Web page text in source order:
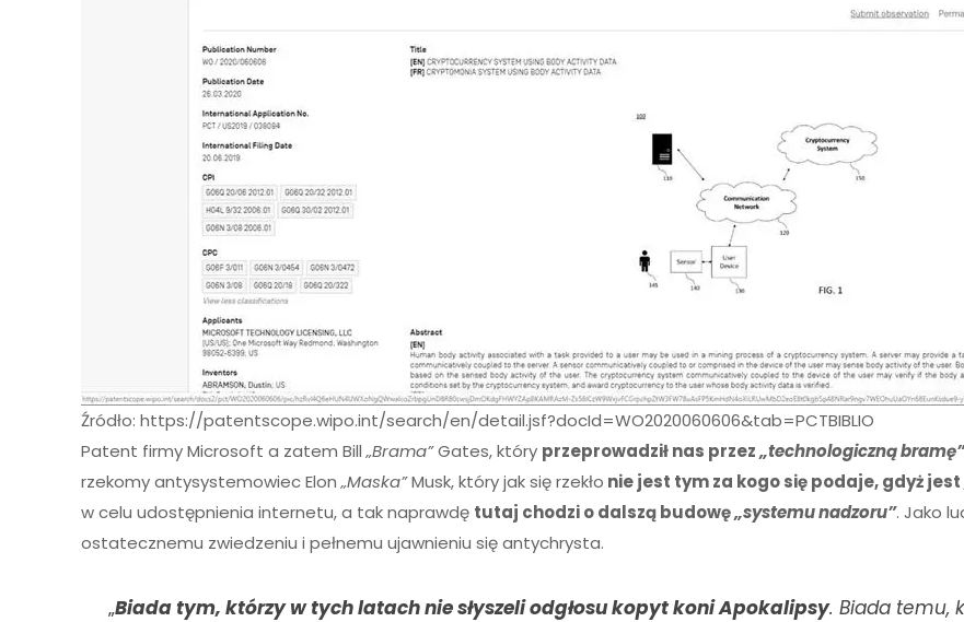
Źródło: https://patentscope.wipo.int/search/en/detail.jsf?docId=WO2020060606&tab=PCTBIBLIO
Patent firmy Microsoft a zatem Bill„Brama”Gates, który przeprowadził nas przez„technologiczną
rzekomy antysystemowiec Elon„Maska”Musk, który jak się rzekło nie jest tym za kogo się podaje, gdyż jest
w celu udostępnienia internetu, a tak naprawdę tutaj chodzi o dalszą budowę„systemu nadzoru”. Jako
ostatecznemu zwiedzeniu i pełnemu ujawnieniu się antychrysta.
„Biada tym, którzy w tych latach nie słyszeli odgłosu kopyt koni Apokalipsy. Biada temu,